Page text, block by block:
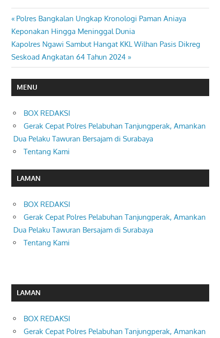
Navigasi
pos
Previous
Post:
Polres Bangkalan Ungkap Kronologi Paman Aniaya
Keponakan Hingga Meninggal Dunia
Next
Post:
Kapolres Ngawi Sambut Hangat KKL Wilhan Pasis Dikreg
Seskoad Angkatan 64 Tahun 2024
MENU
BOX REDAKSI
Gerak Cepat Polres Pelabuhan Tanjungperak, Amankan
Dua Pelaku Tawuran Bersajam di Surabaya
Tentang Kami
LAMAN
BOX REDAKSI
Gerak Cepat Polres Pelabuhan Tanjungperak, Amankan
Dua Pelaku Tawuran Bersajam di Surabaya
Tentang Kami
LAMAN
BOX REDAKSI
Gerak Cepat Polres Pelabuhan Tanjungperak, Amankan